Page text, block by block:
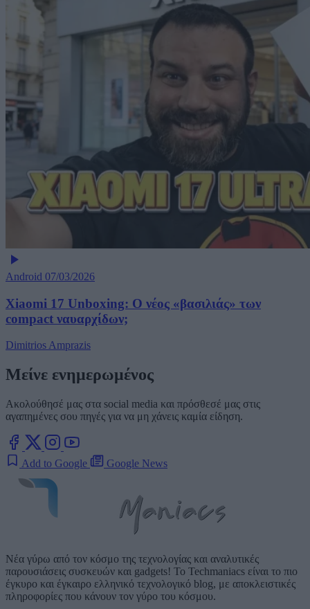
Android 07/03/2026
Xiaomi 17 Unboxing: Ο νέος «βασιλιάς» των
compact ναυαρχίδων;
Dimitrios Amprazis
Μείνε ενημερωμένος
Ακολούθησέ μας στα social media και πρόσθεσέ μας στις
αγαπημένες σου πηγές για να μη χάνεις καμία είδηση.
Add to Google Google News
Νέα γύρω από τον κόσμο της τεχνολογίας και αναλυτικές
παρουσιάσεις συσκευών και gadgets! Το Techmaniacs είναι το πιο
έγκυρο και έγκαιρο ελληνικό τεχνολογικό blog, με αποκλειστικές
πληροφορίες που κάνουν τον γύρο του κόσμου.